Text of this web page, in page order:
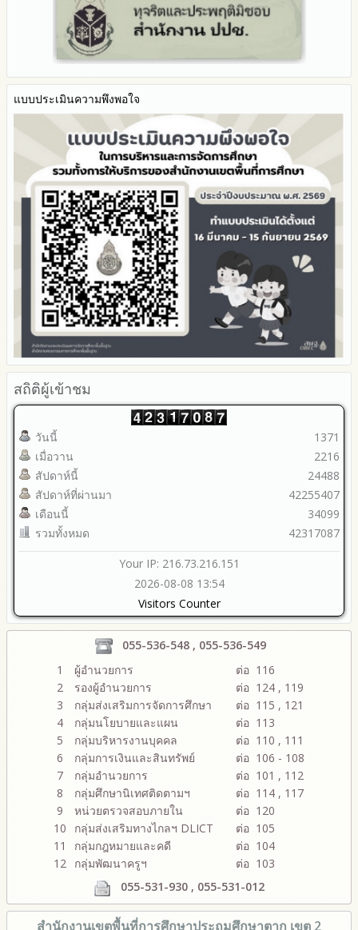
ระบบการให้บริการผ่านช่องทางออนไลน์ (E-Service)
My Office
My School
SL-WEB
BRSS
ACC Tak2
ข้อมูลสถิติการให้บริการ
2565
2564
2563
รายงานการกำกับติดตาม
มาตรการส่งเสริมคุณธรรมและความโปร่งใสภายใน สพท.
การนำผลการประเมิน ITA ไปสู่การพัฒนาองค์กร
รายงานผลการดำเนินการเพื่อส่งเสริมคุณธรรมและความโปร่งใส
ภายใน สพท. ประจำปีงบประมาณ
แบบประเมินความพึงพอใจ
สถิติผู้เข้าชม
วันนี้
เมื่อวาน
สัปดาห์นี้
สัปดาห์ที่ผ่านมา
เดือนนี้
รวมทั้งหมด
1371
2216
24488
42255407
34099
42317087
Your IP: 216.73.216.151
2026-08-08 13:54
Visitors Counter
055-536-548 , 055-536-549
1
ผู้อำนวยการ
ต่อ 116
2
รองผู้อำนวยการ
ต่อ 124 , 119
3
กลุ่มส่งเสริมการจัดการศึกษา
ต่อ 115 , 121
4
กลุ่มนโยบายและแผน
ต่อ 113
5
กลุ่มบริหารงานบุคคล
ต่อ 110 , 111
6
กลุ่มการเงินและสินทรัพย์
ต่อ 106 - 108
7
กลุ่มอำนวยการ
ต่อ 101 , 112
8
กลุ่มศึกษานิเทศติดตามฯ
ต่อ 114 , 117
9
หน่วยตรวจสอบภายใน
ต่อ 120
10
กลุ่มส่งเสริมทางไกลฯ DLICT
ต่อ 105
11
กลุ่มกฎหมายและคดี
ต่อ 104
12 กลุ่มพัฒนาครูฯ
ต่อ 103
055-531-930 , 055-531-012
สำนักงานเขตพื้นที่การศึกษาประถมศึกษาตาก เขต 2